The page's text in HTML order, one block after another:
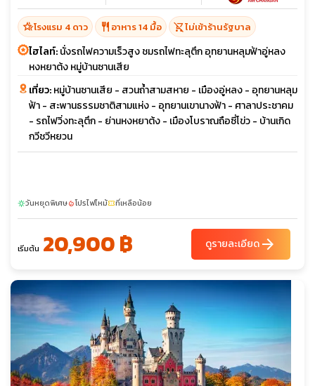
hotel_classโรงแรม 4 ดาว restaurant อาหาร 14 มื้อ shopping_cart_offไม่เข้าร้านรัฐบาล
ไฮไลท์:นั่งรถไฟความเร็วสูง ชมรถไฟทะลุตึก อุทยานหลุมฟ้าอู่หลง
หงหยาต้ง หมู่บ้านซานเสีย
เที่ยว:หมู่บ้านซานเสีย - สวนถ้ำสามสหาย - เมืองอู่หลง - อุทยานหลุม
ฟ้า - สะพานธรรมชาติสามแห่ง - อุทยานเขานางฟ้า - ศาลาประชาคม
- รถไฟวิ่งทะลุตึก - ย่านหงหยาต้ง - เมืองโบราณถือซี่โข่ว - บ้านเกิด
กวีชวีหยวน
sunnyวันหยุดพิเศษlocal_fire_departmentโปรไฟไหม้confirmation_numberที่เหลือน้อย
เริ่มต้น 20,900 ฿ ดูรายละเอียดarrow_forward